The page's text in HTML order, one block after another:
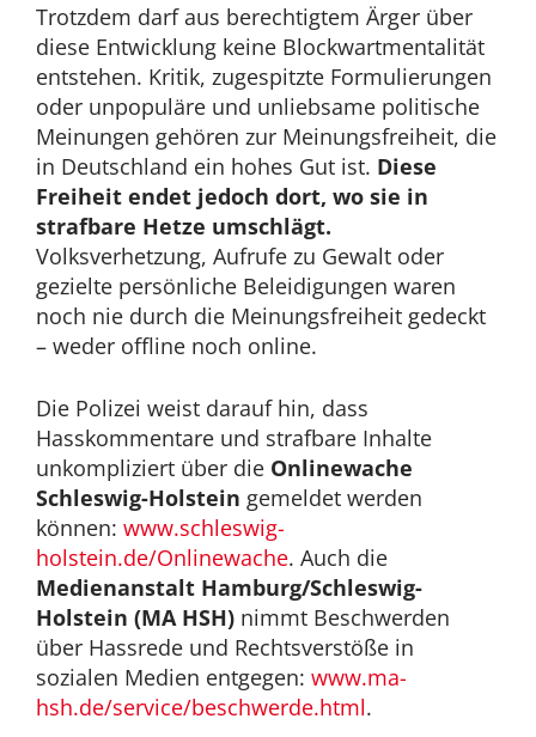
Trotzdem darf aus berechtigtem Ärger über
diese Entwicklung keine Blockwartmentalität
entstehen. Kritik, zugespitzte Formulierungen
oder unpopuläre und unliebsame politische
Meinungen gehören zur Meinungsfreiheit, die
in Deutschland ein hohes Gut ist. Diese
Freiheit endet jedoch dort, wo sie in
strafbare Hetze umschlägt.
Volksverhetzung, Aufrufe zu Gewalt oder
gezielte persönliche Beleidigungen waren
noch nie durch die Meinungsfreiheit gedeckt
– weder offline noch online.
Die Polizei weist darauf hin, dass
Hasskommentare und strafbare Inhalte
unkompliziert über die Onlinewache
Schleswig-Holstein gemeldet werden
können: www.schleswig-
holstein.de/Onlinewache. Auch die
Medienanstalt Hamburg/Schleswig-
Holstein (MA HSH) nimmt Beschwerden
über Hassrede und Rechtsverstöße in
sozialen Medien entgegen: www.ma-
hsh.de/service/beschwerde.html.